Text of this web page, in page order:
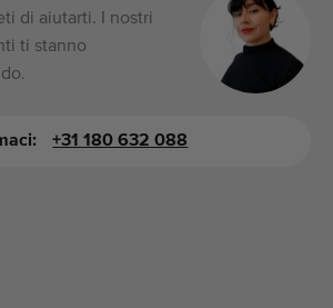
di aiutarti. I nostri
ti stanno
+31 180 632 088